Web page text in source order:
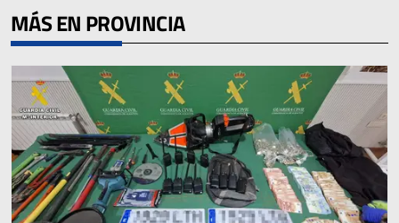
MÁS EN PROVINCIA